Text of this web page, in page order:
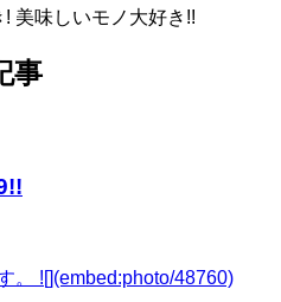
美味しいモノ大好き!!
事
。 ![](embed:photo/48760)